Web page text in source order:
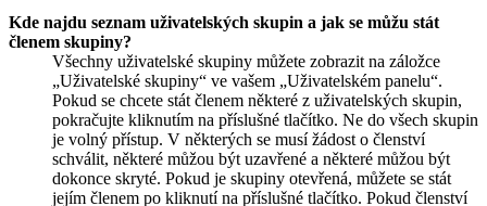
Kde najdu seznam uživatelských skupin a jak se můžu stát
členem skupiny?
Všechny uživatelské skupiny můžete zobrazit na záložce
„Uživatelské skupiny“ ve vašem „Uživatelském panelu“.
Pokud se chcete stát členem některé z uživatelských skupin,
pokračujte kliknutím na příslušné tlačítko. Ne do všech skupin
je volný přístup. V některých se musí žádost o členství
schválit, některé můžou být uzavřené a některé můžou být
dokonce skryté. Pokud je skupiny otevřená, můžete se stát
jejím členem po kliknutí na příslušné tlačítko. Pokud členství